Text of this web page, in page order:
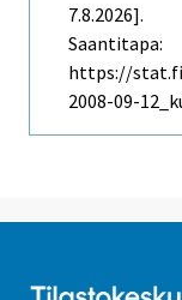
7.8.2026].
Saantitapa:
https://
2008-09-